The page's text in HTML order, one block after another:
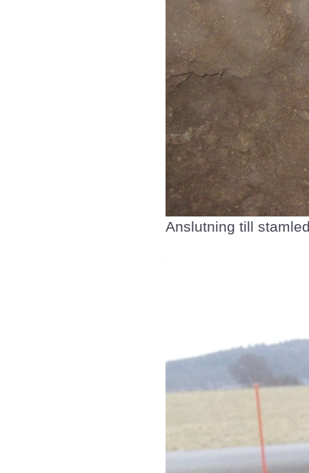
Anslutning till